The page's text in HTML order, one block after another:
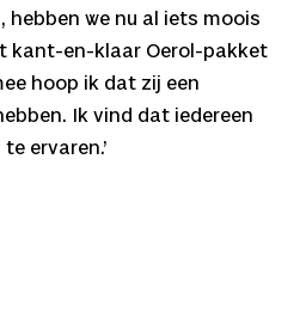
we nu al iets moois
kant-en-klaar Oerol-pakket
hoop ik dat zij een
Ik vind dat iedereen
ervaren.’